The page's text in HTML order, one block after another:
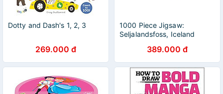
Dotty and Dash's 1, 2, 3
269.000 đ
1000 Piece Jigsaw:
Seljalandsfoss, Iceland
389.000 đ